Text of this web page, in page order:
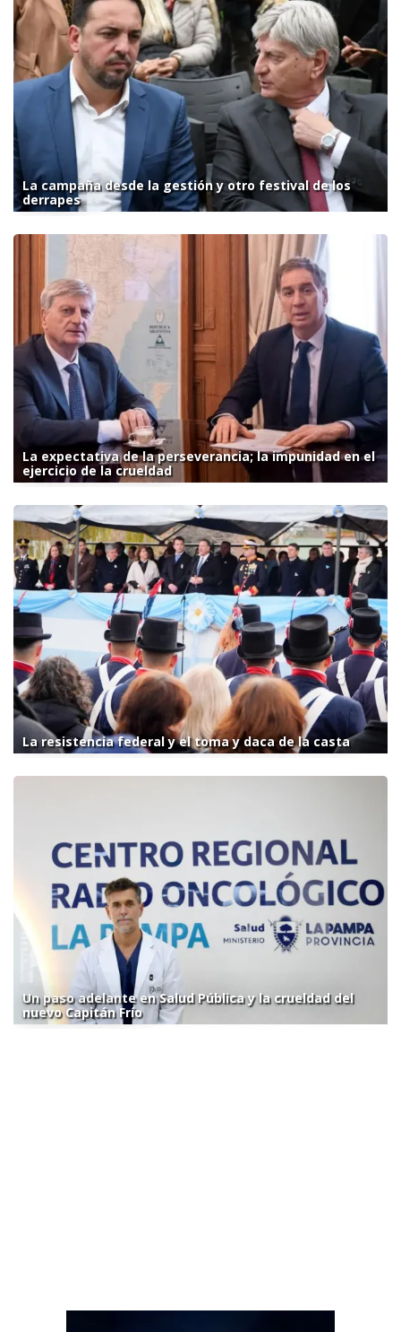
La campaña desde la gestión y otro festival de los
derrapes
La expectativa de la perseverancia; la impunidad en el
ejercicio de la crueldad
La resistencia federal y el toma y daca de la casta
Un paso adelante en Salud Pública y la crueldad del
nuevo Capitán Frío